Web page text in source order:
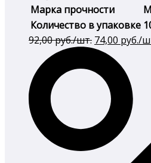
Марка прочности
Количество в упаковке
92,00руб./шт.
цена
составляла
92,00 руб./
шт..
74,00 руб./